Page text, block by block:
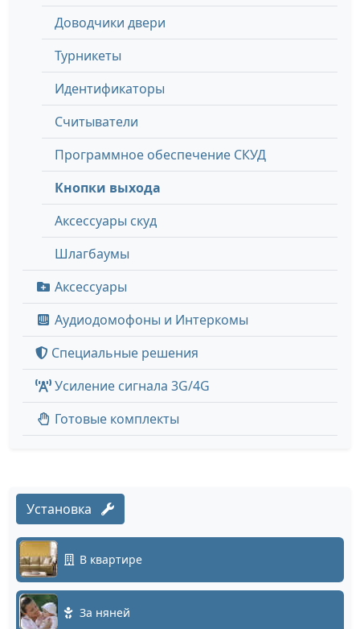
Доводчики двери
Турникеты
Идентификаторы
Считыватели
Программное обеспечение СКУД
Кнопки выхода
Аксессуары скуд
Шлагбаумы
Аксессуары
Аудиодомофоны и Интеркомы
Специальные решения
Усиление сигнала 3G/4G
Готовые комплекты
Установка
В квартире
За няней